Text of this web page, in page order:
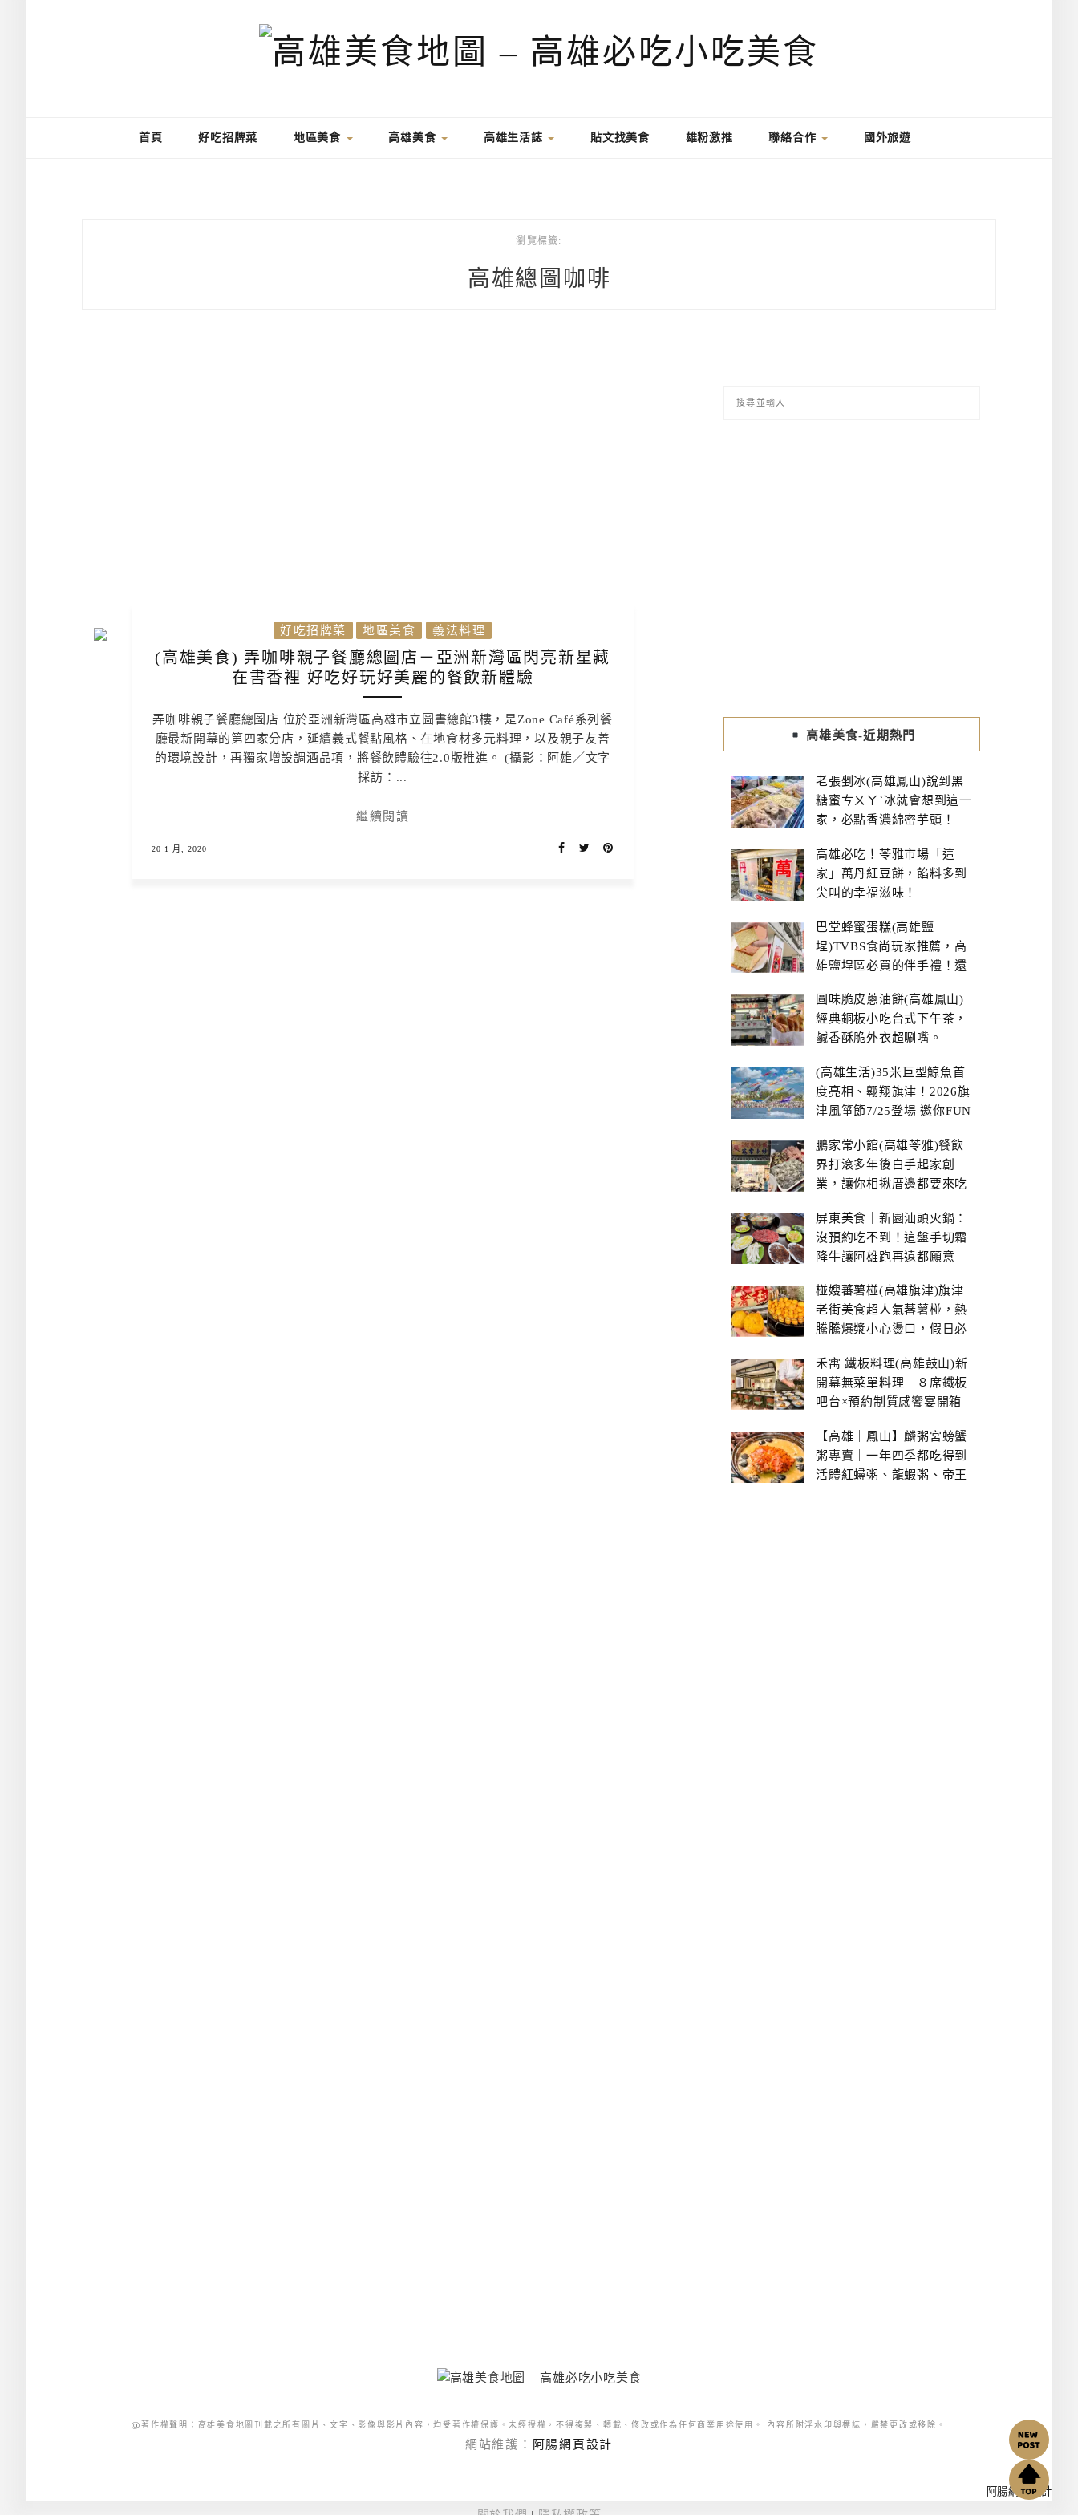
首頁 好吃招牌菜 地區美食 高雄美食 高雄生活誌 貼文找美食 雄粉激推 聯絡合作 國外旅遊
瀏覽標籤:
高雄總圖咖啡
好吃招牌菜 地區美食 義法料理
(高雄美食) 弄咖啡親子餐廳總圖店－亞洲新灣區閃亮新星藏
在書香裡 好吃好玩好美麗的餐飲新體驗
弄咖啡親子餐廳總圖店 位於亞洲新灣區高雄市立圖書總館3樓，是Zone Café系列餐
廳最新開幕的第四家分店，延續義式餐點風格、在地食材多元料理，以及親子友善
的環境設計，再獨家增設調酒品項，將餐飲體驗往2.0版推進。 (攝影：阿雄／文字
採訪：...
繼續閱讀
20 1 月, 2020
高雄美食-近期熱門
老張剉冰(高雄鳳山)說到黑
糖蜜ㄘㄨㄚˋ冰就會想到這一
家，必點香濃綿密芋頭！
高雄必吃！苓雅市場「這
家」萬丹紅豆餅，餡料多到
尖叫的幸福滋味！
巴堂蜂蜜蛋糕(高雄鹽
埕)TVBS食尚玩家推薦，高
雄鹽埕區必買的伴手禮！還
圓味脆皮蔥油餅(高雄鳳山)
經典銅板小吃台式下午茶，
鹹香酥脆外衣超唰嘴。
(高雄生活)35米巨型鯨魚首
度亮相、翱翔旗津！2026旗
津風箏節7/25登場 邀你FUN
鵬家常小館(高雄苓雅)餐飲
界打滾多年後白手起家創
業，讓你相揪厝邊都要來吃
屏東美食｜新園汕頭火鍋：
沒預約吃不到！這盤手切霜
降牛讓阿雄跑再遠都願意
椪嫂蕃薯椪(高雄旗津)旗津
老街美食超人氣蕃薯椪，熱
騰騰爆漿小心燙口，假日必
禾寓 鐵板料理(高雄鼓山)新
開幕無菜單料理｜８席鐵板
吧台×預約制質感饗宴開箱
【高雄｜鳳山】麟粥宮螃蟹
粥專賣｜一年四季都吃得到
活體紅蟳粥、龍蝦粥、帝王
@著作權聲明：高雄美食地圖刊載之所有圖片、文字、影像與影片內容，均受著作權保護。未經授權，不得複製、轉載、修改或作為任何商業用途使用。 內容所附浮水印與標誌，嚴禁更改或移除。
網站維護： 阿腸網頁設計
阿腸網頁設計